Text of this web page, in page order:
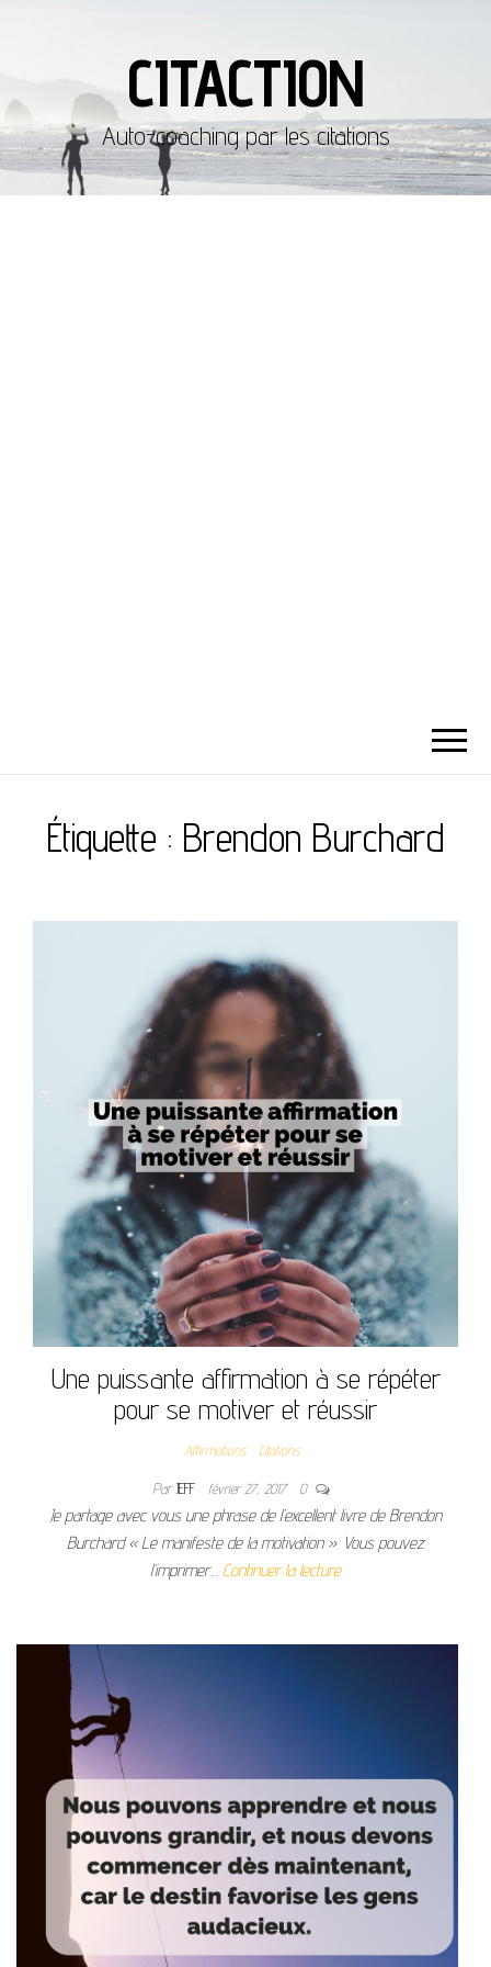
CITACTION
Auto-coaching par les citations
Étiquette : Brendon Burchard
Une puissante affirmation à se répéter
pour se motiver et réussir
Affirmations Citations
ParJEFF février 27, 2017 0
Je partage avec vous une phrase de l’excellent livre de Brendon
Burchard « Le manifeste de la motivation ». Vous pouvez
l’imprimer… Continuer la lecture